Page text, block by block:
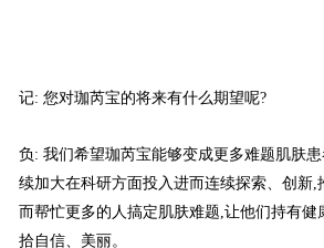
记: 您对珈芮宝的将来有什么期望呢?
负: 我们希望珈芮宝能够变成更多难题肌肤
续加大在科研方面投入进而连续探索、创新,
而帮忙更多的人搞定肌肤难题,让他们持有健
拾自信、美丽。